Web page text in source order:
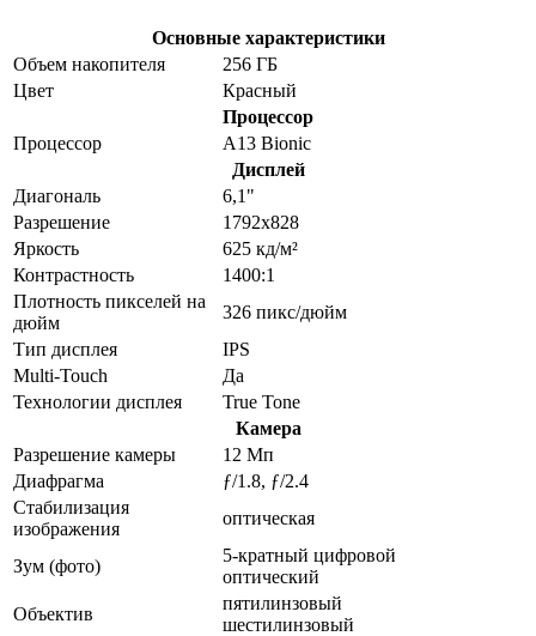
Основные характеристики
Объем накопителя
256 ГБ
Цвет
Красный
Процессор
Процессор
A13 Bionic
Дисплей
Диагональ
6,1"
Разрешение
1792x828
Яркость
625 кд/м²
Контрастность
1400:1
Плотность пикселей на
дюйм
326 пикс/дюйм
Тип дисплея
IPS
Multi-Touch
Да
Технологии дисплея
True Tone
Камера
Разрешение камеры
12 Мп
Диафрагма
ƒ/1.8, ƒ/2.4
Стабилизация
изображения
оптическая
Зум (фото)
5-кратный цифровой
оптический
Объектив
пятилинзовый
шестилинзовый